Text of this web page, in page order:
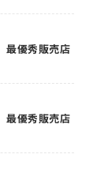
最優秀販売店
最優秀販売店